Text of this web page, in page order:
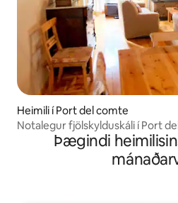
Heimili í Port del comte
Notalegur fjölskylduskáli í Port
Þægindi